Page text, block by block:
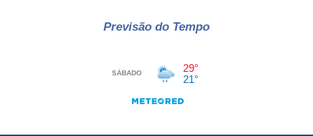
Previsão do Tempo